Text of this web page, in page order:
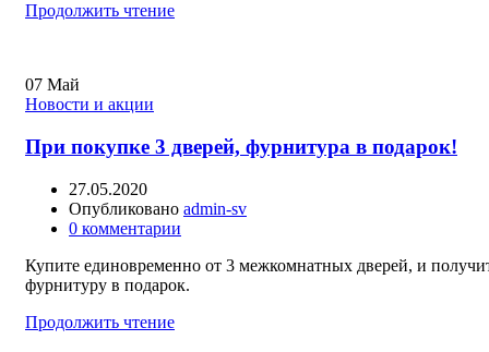
Продолжить чтение
07 Май
Новости и акции
При покупке 3 дверей, фурнитура в подарок!
27.05.2020
Опубликовано admin-sv
0 комментарии
Купите единовременно от 3 межкомнатных дверей, и
фурнитуру в подарок.
Продолжить чтение